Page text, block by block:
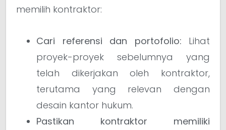
memilih kontraktor:
Cari referensi dan portofolio: Lihat
proyek-proyek sebelumnya yang
telah dikerjakan oleh kontraktor,
terutama yang relevan dengan
desain kantor hukum.
Pastikan kontraktor memiliki